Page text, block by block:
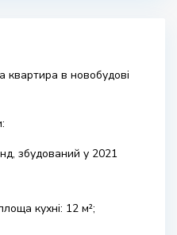
квартира в новобудові
збудований у 2021
кухні: 12 м²;